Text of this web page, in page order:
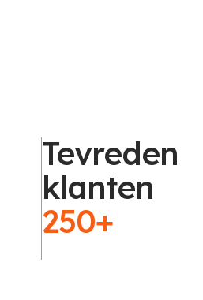
Tevreden
klanten
250+